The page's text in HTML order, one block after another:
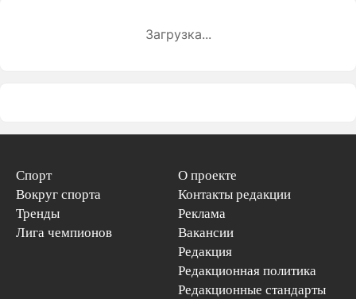
Загрузка...
Спорт
Вокруг спорта
Тренды
Лига чемпионов
О проекте
Контакты редакции
Реклама
Вакансии
Редакция
Редакционная политика
Редакционные стандарты